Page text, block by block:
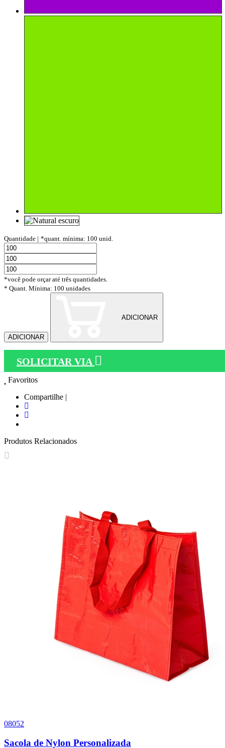
Quantidade | *quant. mínima: 100 unid.
*você pode orçar até três quantidades.
* Quant. Mínima: 100 unidades
ADICIONAR
ADICIONAR
SOLICITAR VIA
Favoritos
Compartilhe |
Produtos Relacionados
08052
Sacola de Nylon Personalizada